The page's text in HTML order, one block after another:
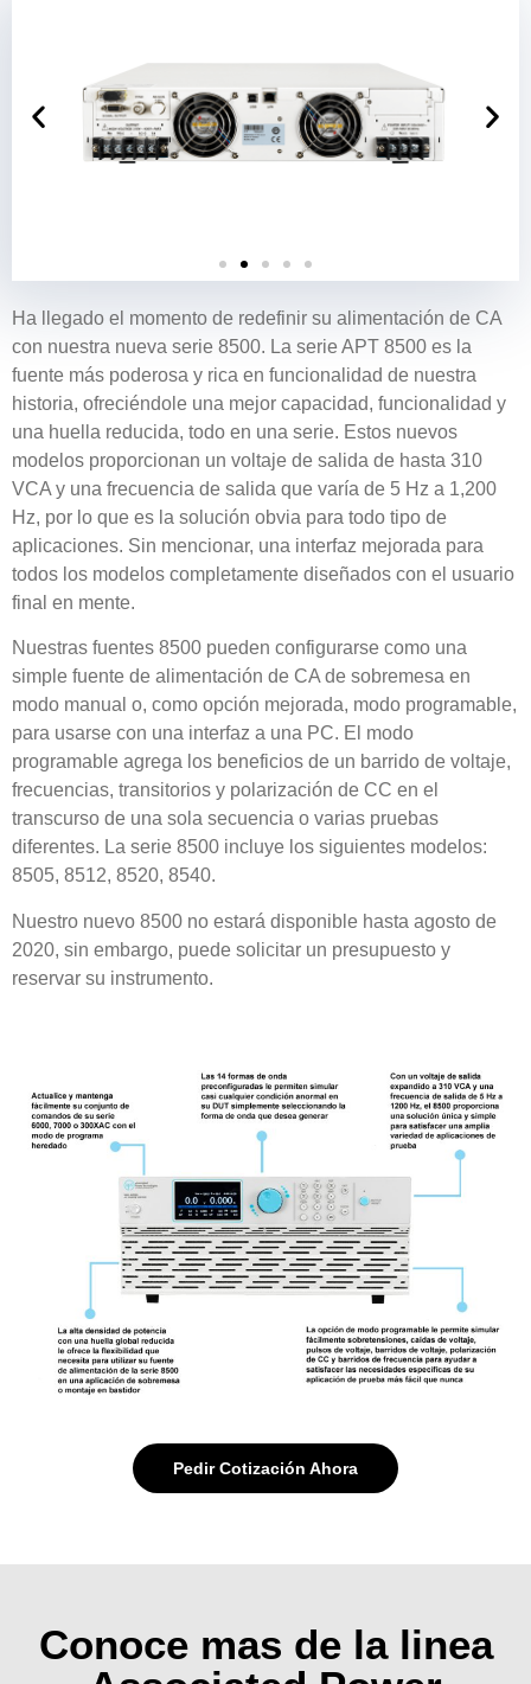
Ha llegado el momento de redefinir su alimentación de CA
con nuestra nueva serie 8500. La serie APT 8500 es la
fuente más poderosa y rica en funcionalidad de nuestra
historia, ofreciéndole una mejor capacidad, funcionalidad y
una huella reducida, todo en una serie. Estos nuevos
modelos proporcionan un voltaje de salida de hasta 310
VCA y una frecuencia de salida que varía de 5 Hz a 1,200
Hz, por lo que es la solución obvia para todo tipo de
aplicaciones. Sin mencionar, una interfaz mejorada para
todos los modelos completamente diseñados con el usuario
final en mente.
Nuestras fuentes 8500 pueden configurarse como una
simple fuente de alimentación de CA de sobremesa en
modo manual o, como opción mejorada, modo programable,
para usarse con una interfaz a una PC. El modo
programable agrega los beneficios de un barrido de voltaje,
frecuencias, transitorios y polarización de CC en el
transcurso de una sola secuencia o varias pruebas
diferentes. La serie 8500 incluye los siguientes modelos:
8505, 8512, 8520, 8540.
Nuestro nuevo 8500 no estará disponible hasta agosto de
2020, sin embargo, puede solicitar un presupuesto y
reservar su instrumento.
Pedir Cotización Ahora
Conoce mas de la linea